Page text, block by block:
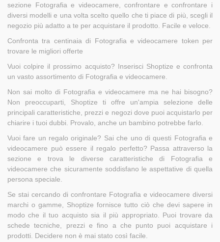
sezione Fotografia e videocamere, confrontare e confrontare i
diversi modelli e una volta scelto quello che ti piace di più, scegli il
negozio più adatto a te per acquistare il prodotto. Facile e veloce.
Confronta tra centinaia di Fotografia e videocamere token per
trovare le migliori offerte
Vuoi colpire il prossimo acquisto? Inserisci Shoptize e confronta
un vasto assortimento di Fotografia e videocamere.
Non sai molto di Fotografia e videocamere ma ne hai bisogno?
Non preoccuparti, Shoptize ti offre un'ampia selezione delle
principali caratteristiche, prezzi e negozi dove puoi acquistarlo per
chiarire i tuoi dubbi. Provalo, anche un bambino potrebbe farlo.
Vuoi fare un regalo originale? Sai che uno di questi Fotografia e
videocamere può essere il regalo perfetto? Passa attraverso la
sezione e trova le diverse caratteristiche di Fotografia e
videocamere che sicuramente soddisfano le aspettative di quella
persona speciale.
Se stai cercando di confrontare Fotografia e videocamere diversi
marchi o gamme, Shoptize fornisce tutto ciò che devi sapere in
modo che il tuo acquisto sia il più appropriato. Puoi trovare da
schede tecniche, prezzi e fino a che punto puoi acquistare i
prodotti. Decidere non è mai stato così facile.